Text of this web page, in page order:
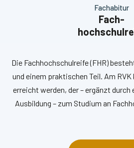
Fachabitur
Fach-
Die Fachhochschulreife (FHR)
und einem praktischen Teil. Am
erreicht werden, der – ergänzt
Ausbildung – zum Studium an